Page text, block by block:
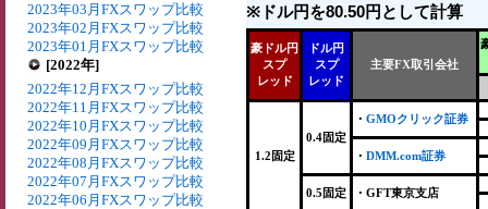
2023年03月FXスワップ比較
2023年02月FXスワップ比較
2023年01月FXスワップ比較
[2022年]
2022年12月FXスワップ比較
2022年11月FXスワップ比較
2022年10月FXスワップ比較
2022年09月FXスワップ比較
2022年08月FXスワップ比較
2022年07月FXスワップ比較
2022年06月FXスワップ比較
※ドル円を80.50円として計算
豪ドル円
スプ
レッド
ドル円
スプ
レッド
主要FX取引会社
1.2固定
0.4固定
・ GMOクリック証券
・ DMM.com証券
0.5固定 ・GFT東京支店